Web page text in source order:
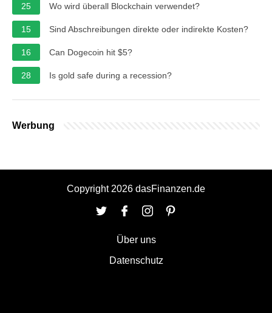
25 Wo wird überall Blockchain verwendet?
15 Sind Abschreibungen direkte oder indirekte Kosten?
16 Can Dogecoin hit $5?
28 Is gold safe during a recession?
Werbung
Copyright 2026 dasFinanzen.de
Über uns
Datenschutz